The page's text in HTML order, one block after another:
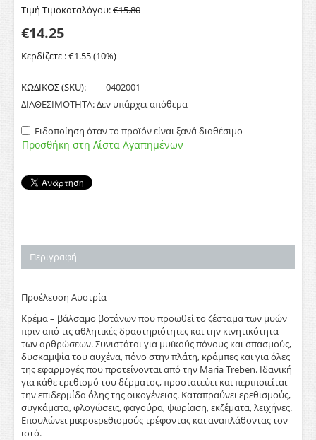
Τιμή Τιμοκαταλόγου:€15.80
€14.25
Κερδίζετε :€1.55(10%)
ΚΩΔΙΚΟΣ (SKU):
0402001
ΔΙΑΘΕΣΙΜΟΤΗΤΑ:Δεν υπάρχει απόθεμα
Ειδοποίηση όταν το προϊόν είναι ξανά διαθέσιμο
Προσθήκη στη Λίστα Αγαπημένων
Περιγραφή
Προέλευση Αυστρία
Κρέμα – βάλσαμο βοτάνων που προωθεί το ζέσταμα των μυών
πριν από τις αθλητικές δραστηριότητες και την κινητικότητα
των αρθρώσεων. Συνιστάται για μυϊκούς πόνους και σπασμούς,
δυσκαμψία του αυχένα, πόνο στην πλάτη, κράμπες και για όλες
της εφαρμογές που προτείνονται από την Maria Treben. Ιδανική
για κάθε ερεθισμό του δέρματος, προστατεύει και περιποιείται
την επιδερμίδα όλης της οικογένειας. Καταπραΰνει ερεθισμούς,
συγκάματα, φλογώσεις, φαγούρα, ψωρίαση, εκζέματα, λειχήνες.
Επουλώνει μικροερεθισμούς τρέφοντας και αναπλάθοντας τον
ιστό.